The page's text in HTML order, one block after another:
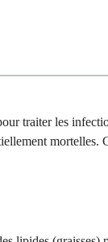
traiter les
mortelles.